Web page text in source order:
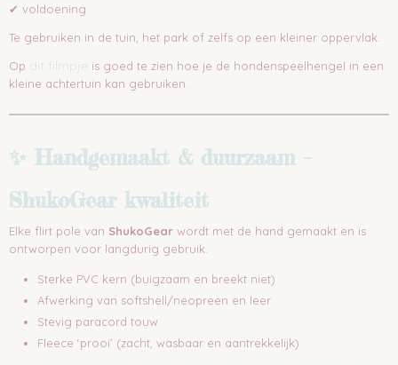
✔ voldoening
Te gebruiken in de tuin, het park of zelfs op een kleiner oppervlak.
Op dit filmpje is goed te zien hoe je de hondenspeelhengel in een
kleine achtertuin kan gebruiken.
✨ Handgemaakt & duurzaam –
ShukoGear kwaliteit
Elke flirt pole van ShukoGear wordt met de hand gemaakt en is
ontworpen voor langdurig gebruik.
Sterke PVC kern (buigzaam en breekt niet)
Afwerking van softshell/neopreen en leer
Stevig paracord touw
Fleece ‘prooi’ (zacht, wasbaar en aantrekkelijk)